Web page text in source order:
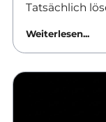
Tatsächlich
gemeinsam
ein, was
und ab wann
vollwertigen
Weiterlesen...